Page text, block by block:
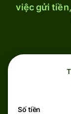
việc gửi
Số tiền